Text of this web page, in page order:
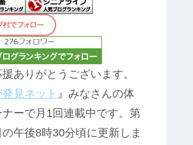
ありがとうございます。
見ネット 』みなさんの体
ーで月1回連載中です。第
午後8時30分頃に更新しま